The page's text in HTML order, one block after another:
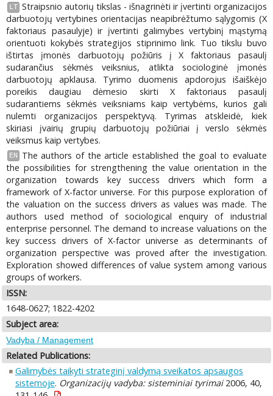
LT Straipsnio autorių tikslas - išnagrinėti ir įvertinti organizacijos
darbuotojų vertybines orientacijas neapibrėžtumo sąlygomis (X
faktoriaus pasaulyje) ir įvertinti galimybes vertybinį mąstymą
orientuoti kokybės strategijos stiprinimo link. Tuo tikslu buvo
ištirtas įmonės darbuotojų požiūris į X faktoriaus pasaulį
sudarančius sėkmės veiksnius, atlikta sociologinė įmonės
darbuotojų apklausa. Tyrimo duomenis apdorojus išaiškėjo
poreikis daugiau dėmesio skirti X faktoriaus pasaulį
sudarantiems sėkmės veiksniams kaip vertybėms, kurios gali
nulemti organizacijos perspektyvą. Tyrimas atskleidė, kiek
skiriasi įvairių grupių darbuotojų požiūriai į verslo sėkmės
veiksmus kaip vertybes.
EN
The authors of the article established the goal to evaluate
the possibilities for strengthening the value orientation in the
organization towards key success drivers which form a
framework of X-factor universe. For this purpose exploration of
the valuation on the success drivers as values was made. The
authors used method of sociological enquiry of industrial
enterprise personnel. The demand to increase valuations on the
key success drivers of X-factor universe as determinants of
organization perspective was proved after the investigation.
Exploration showed differences of value system among various
groups of workers.
ISSN:
1648-0627; 1822-4202
Subject area:
Vadyba / Management
Related Publications:
Galimybės taikyti strateginį valdymą sveikatos apsaugos
sistemoje. Organizacijų vadyba: sisteminiai tyrimai2006, 40,